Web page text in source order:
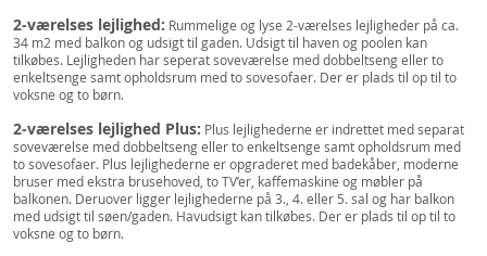
2-værelses lejlighed: Rummelige og lyse 2-værelses lejligheder på ca.
34 m2 med balkon og udsigt til gaden. Udsigt til haven og poolen kan
tilkøbes. Lejligheden har seperat soveværelse med dobbeltseng eller to
enkeltsenge samt opholdsrum med to sovesofaer. Der er plads til op til to
voksne og to børn.
2-værelses lejlighed Plus: Plus lejlighederne er indrettet med separat
soveværelse med dobbeltseng eller to enkeltsenge samt opholdsrum med
to sovesofaer. Plus lejlighederne er opgraderet med badekåber, moderne
bruser med ekstra brusehoved, to TV’er, kaffemaskine og møbler på
balkonen. Deruover ligger lejlighederne på 3., 4. eller 5. sal og har balkon
med udsigt til søen/gaden. Havudsigt kan tilkøbes. Der er plads til op til to
voksne og to børn.